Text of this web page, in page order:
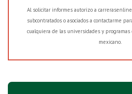
Al solicitar informes autorizo a
subcontratados o asociados a contactarme
cualquiera de las universidades y
mexicano.